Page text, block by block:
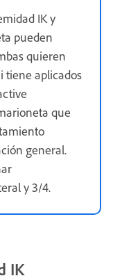
IK y
pueden
quieren
tiene aplicados
que
general.
y 3/4.
IK